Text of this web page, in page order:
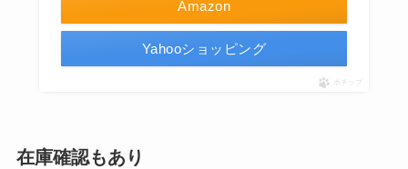
Amazon
Yahooショッピング
ポチップ
在庫確認もあり